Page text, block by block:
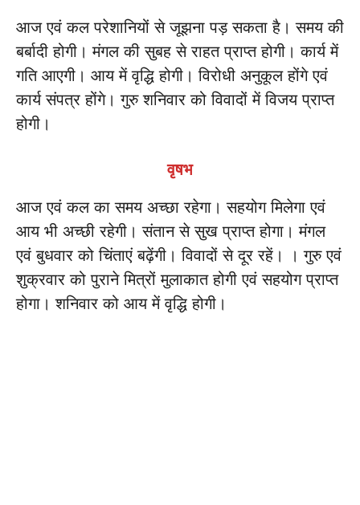
आज एवं कल परेशानियों से जूझना पड़ सकता है। समय की
बर्बादी होगी। मंगल की सुबह से राहत प्राप्त होगी। कार्य में
गति आएगी। आय में वृद्धि होगी। विरोधी अनुकूल होंगे एवं
कार्य संपत्र होंगे। गुरु शनिवार को विवादों में विजय प्राप्त
होगी।
वृषभ
आज एवं कल का समय अच्छा रहेगा। सहयोग मिलेगा एवं
आय भी अच्छी रहेगी। संतान से सुख प्राप्त होगा। मंगल
एवं बुधवार को चिंताएं बढ़ेंगी। विवादों से दूर रहें। । गुरु एवं
शुक्रवार को पुराने मित्रों मुलाकात होगी एवं सहयोग प्राप्त
होगा। शनिवार को आय में वृद्धि होगी।